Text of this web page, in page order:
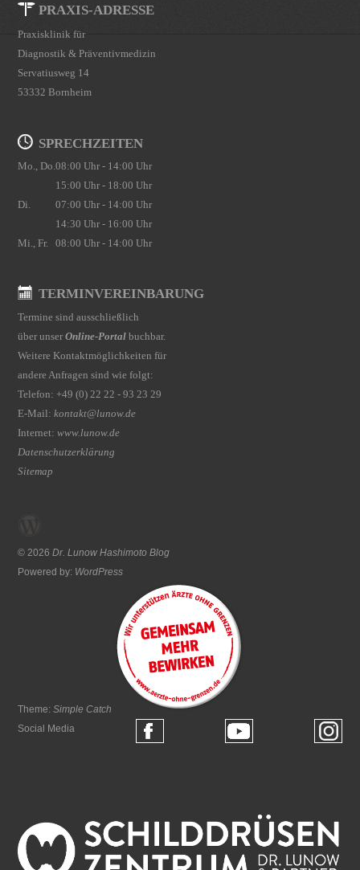
PRAXIS-ADRESSE
Praxisklinik für
Diagnostik & Präventivmedizin
Servatiusweg 14
53332 Bornheim
SPRECHZEITEN
Mo., Do.08:00 Uhr - 14:00 Uhr
15:00 Uhr - 18:00 Uhr
Di.
07:00 Uhr - 14:00 Uhr
14:30 Uhr - 16:00 Uhr
Mi., Fr.
08:00 Uhr - 14:00 Uhr
TERMINVEREINBARUNG
Termine sind ausschließlich
über unserOnline-Portal buchbar.
Weitere Kontaktmöglichkeiten für
andere Anfragen sind wie folgt:
Telefon: +49 (0) 22 22 - 93 23 29
E-Mail:kontakt@lunow.de
Internet:www.lunow.de
Datenschutzerklärung
Sitemap
© 2026Dr. Lunow Hashimoto Blog
Powered by: WordPress
Theme:Simple Catch
Social Media